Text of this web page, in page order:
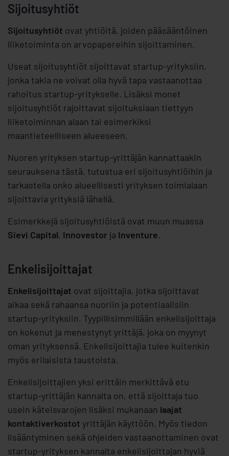
Sijoitusyhtiöt
Sijoitusyhtiöt ovat yhtiöitä, joiden pääsääntöinen
liiketoiminta on arvopapereihin sijoittaminen.
Useat sijoitusyhtiöt sijoittavat startup-yrityksiin,
jonka takia ne voivat olla hyvä tapa vastaanottaa
rahoitus startup-yritykselle. Lisäksi monet
sijoitusyhtiöt rajoittavat sijoituksiaan tiettyyn
liiketoiminnan alaan tai esimerkiksi
maantieteelliseen alueeseen.
Nuoren yrityksen startup-yrittäjän kannattaakin
seurauksena tästä, tutustua eri sijoitusyhtiöihin ja
tarkastella onko alueellisesti yrityksen toimialaan
sijoittavia yrityksiä lähellä.
Esimerkkejä sijoitusyhtiöistä ovat muun muassa
Sievi Capital, Innovestor ja Inventure.
Enkelisijoittajat
Enkelisijoittajat ovat sijoittajia, jotka sijoittavat
aikaa sekä rahaansa nuoriin ja potentiaalisiin
startup-yrityksiin. Tyypillisimmillään enkelisijoittaja
on kokenut ja menestynyt yrittäjä, joka on myynyt
oman yrityksensä. Enkelisijoittajia tulee kuitenkin
myös erilaisista taustoista.
Enkelisijoittajien yksi erittäin merkittävä etu
startup-yrittäjän kannalta on, että sijoittaja tuo
usein käteisvarojen lisäksi mukanaan laajat
kontaktiverkostot yrittäjän käyttöön. Myös tiedon
lisääntyminen sekä ohjeiden vastaanottaminen ovat
startup-yrityksen kannalta enkelisijoittajan hyviä